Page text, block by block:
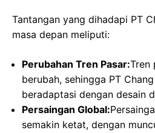
Tantangan yang dihadapi PT
masa depan meliputi:
Perubahan Tren Pasar:Tren
berubah, sehingga PT
beradaptasi dengan desain
Persaingan Global:
semakin ketat, dengan